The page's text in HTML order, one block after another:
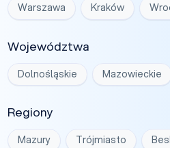
Warszawa Kraków
Województwa
Dolnośląskie Mazowieckie
Regiony
Mazury Trójmiasto